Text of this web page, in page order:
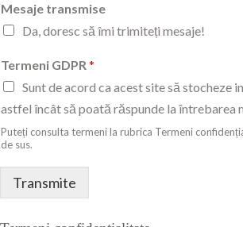
Mesaje transmise
Da, doresc să îmi trimiteți mesaje!
Termeni GDPR *
Sunt de acord ca acest site să stocheze
astfel încât să poată răspunde la întrebarea
Puteți consulta termeni la rubrica Termeni
de sus.
Transmite